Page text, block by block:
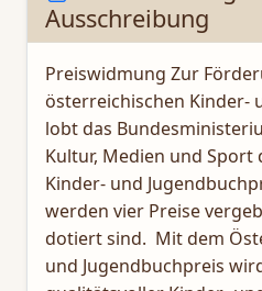
Ausschreibung
Preiswidmung Zur
österreichischen Kinder-
lobt das
Kultur, Medien und Sport
Kinder- und
werden vier Preise
dotiert sind. Mit dem
und Jugendbuchpreis